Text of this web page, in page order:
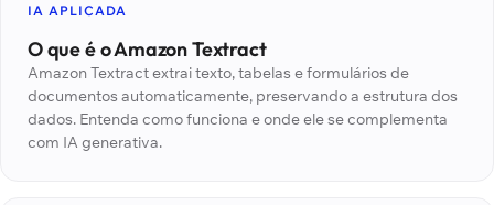
IA APLICADA
O que é o Amazon Textract
Amazon Textract extrai texto, tabelas e formulários de
documentos automaticamente, preservando a estrutura dos
dados. Entenda como funciona e onde ele se complementa
com IA generativa.